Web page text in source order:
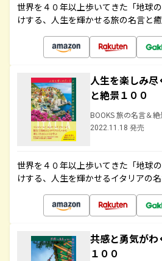
世界を４０年以上歩いてきた「地球
けする、人生を輝かせる旅の名言と
人生を楽しみ
と絶景１００
BOOKS 旅の名言＆絶
2022.11.18 発売
世界を４０年以上歩いてきた「地球
けする、人生を輝かせるイタリアの
共感と勇気が
１００